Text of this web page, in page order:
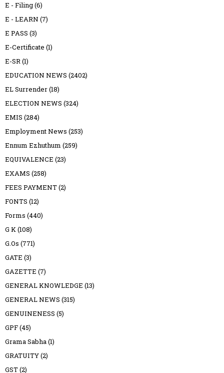
E - Filing(6)
E - LEARN (7)
E PASS (3)
E-Certificate (1)
E-SR(1)
EDUCATION NEWS (2402)
EL Surrender(18)
ELECTION NEWS (324)
EMIS (284)
Employment News (253)
Ennum Ezhuthum (259)
EQUIVALENCE (23)
EXAMS (258)
FEES PAYMENT(2)
FONTS (12)
Forms (440)
G K(108)
G.Os (771)
GATE (3)
GAZETTE (7)
GENERAL KNOWLEDGE (13)
GENERAL NEWS (315)
GENUINENESS (5)
GPF(45)
Grama Sabha(1)
GRATUITY(2)
GST(2)